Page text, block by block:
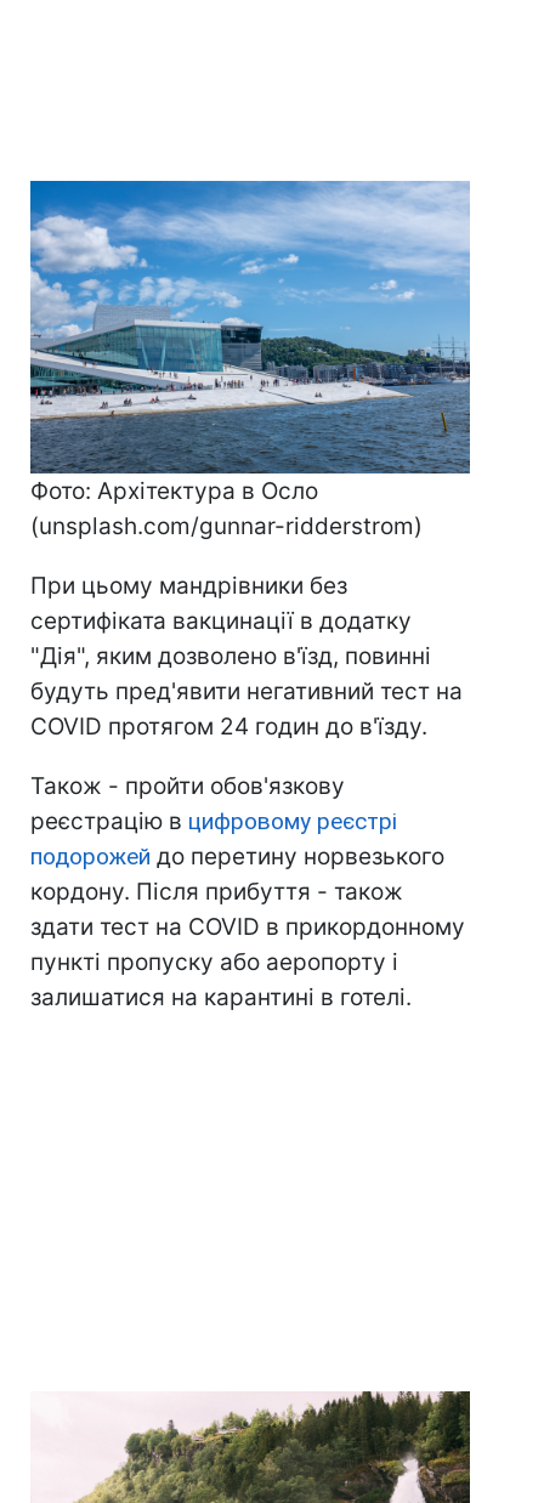
Фото: Архітектура в Осло
(unsplash.com/gunnar-ridderstrom)
При цьому мандрівники без
сертифіката вакцинації в додатку
"Дія", яким дозволено в'їзд, повинні
будуть пред'явити негативний тест на
COVID протягом 24 годин до в'їзду.
Також - пройти обов'язкову
реєстрацію в цифровому реєстрі
подорожей до перетину норвезького
кордону. Після прибуття - також
здати тест на COVID в прикордонному
пункті пропуску або аеропорту і
залишатися на карантині в готелі.